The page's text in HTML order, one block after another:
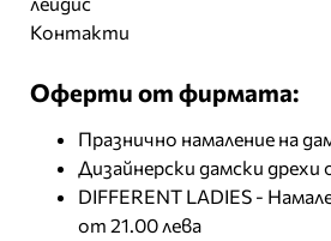
Контакти
Оферти от фирмата:
Празнично намаление на
Дизайнерски дамски
DIFFERENT LADIES -
от 21.00 лева